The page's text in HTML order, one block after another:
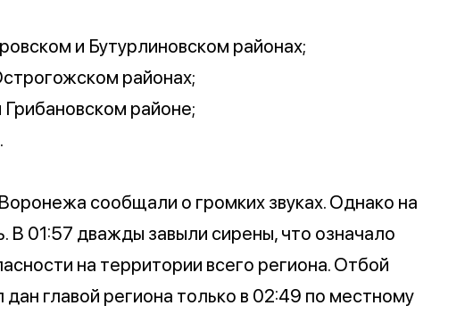
и Бутурлиновском районах;
районах;
районе;
сообщали о громких звуках. Однако на
В 01:57 дважды завыли сирены, что означало
на территории всего региона. Отбой
главой региона только в 02:49 по местному